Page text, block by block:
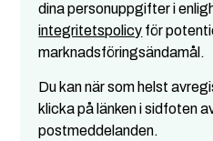
dina personuppgifter i
integritetspolicy för
marknadsföringsändamål.
Du kan när som helst
klicka på länken i sidfoten
postmeddelanden.